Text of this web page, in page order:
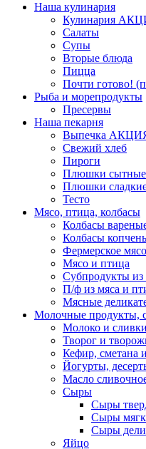
Наша кулинария
Кулинария
Салаты
Супы
Вторые блюда
Пицца
Почти готово!
Рыба и морепродукты
Пресервы
Наша пекарня
Выпечка
Свежий хлеб
Пироги
Плюшки сытные
Плюшки
Тесто
Мясо, птица, колбасы
Колбасы
Колбасы
Фермерское мясо
Мясо и птица
Субпродукты
П/ф из мяса и
Мясные
Молочные продукты,
Молоко и сливки
Творог и
Кефир, сметана
Йогурты,
Масло
Сыры
Сыры
Сыры
Сыры
Яйцо